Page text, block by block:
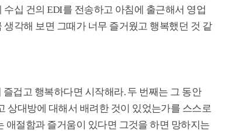
십 건의 EDI를 전송하고 아침에 출근해서 영업
각해 보면 그때가 너무 즐거웠고 행복했던 것 같
겁고 행복하다면 시작해라. 두 번째는 그 동안
상대방에 대해서 배려한 것이 있었는가를 스스로
애절함과 즐거움이 있다면 그것을 하면 망하지는